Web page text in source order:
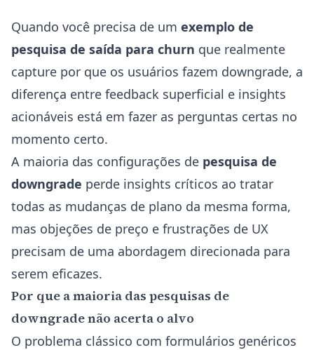
Quando você precisa de um exemplo de
pesquisa de saída para churn que realmente
capture por que os usuários fazem downgrade, a
diferença entre feedback superficial e insights
acionáveis está em fazer as perguntas certas no
momento certo.
A maioria das configurações de pesquisa de
downgrade perde insights críticos ao tratar
todas as mudanças de plano da mesma forma,
mas objeções de preço e frustrações de UX
precisam de uma abordagem direcionada para
serem eficazes.
Por que a maioria das pesquisas de
downgrade não acerta o alvo
O problema clássico com formulários genéricos